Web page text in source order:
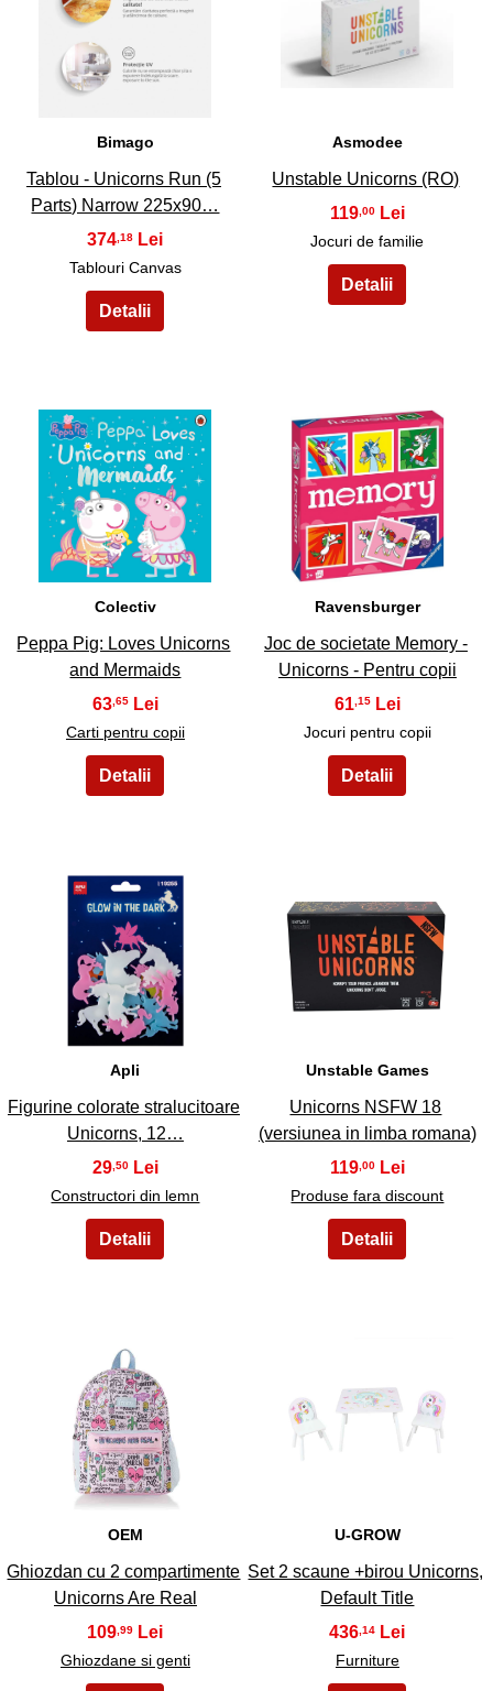
31
Bimago
Tablou - Unicorns Run (5
Parts) Narrow 225x90…
374 ,18
Tablouri Canvas
32
Asmodee
Unstable Unicorns (RO)
119,00
Jocuri de familie
33
Colectiv
Peppa Pig: Loves Unicorns
and Mermaids
63,65
Carti pentru copii
34
Ravensburger
Joc de societate Memory -
Unicorns - Pentru copii
61,15
Jocuri pentru copii
35
Apli
Figurine colorate stralucitoare
Unicorns, 12…
29,50
Constructori din lemn
36
Unstable Games
Unicorns NSFW 18
(versiunea in limba romana)
119,00
Produse fara discount
37
OEM
Ghiozdan cu 2 compartimente
Unicorns Are Real
109 ,99
Ghiozdane si genti
U-GROW
Set 2 scaune +birou Unicorns,
Default Title
436 ,14
Furniture